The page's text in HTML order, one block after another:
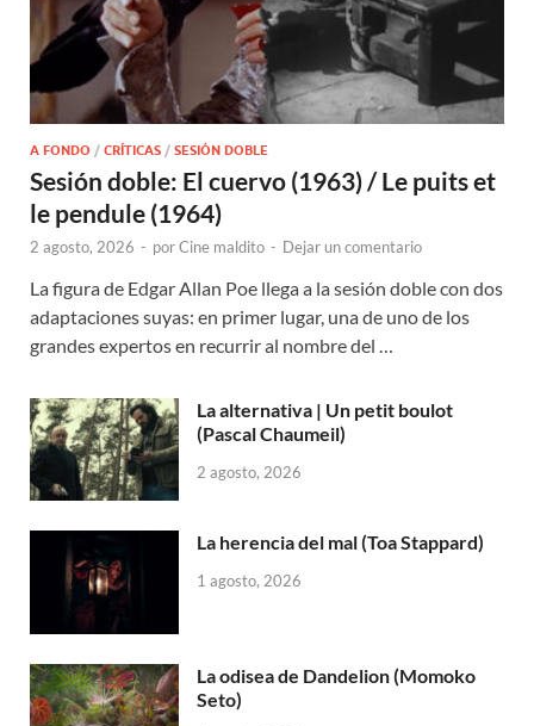
A FONDO / CRÍTICAS / SESIÓN DOBLE
Sesión doble: El cuervo (1963) / Le puits et
le pendule (1964)
2 agosto, 2026 - porCine maldito - Dejar un comentario
La figura de Edgar Allan Poe llega a la sesión doble con dos
adaptaciones suyas: en primer lugar, una de uno de los
grandes expertos en recurrir al nombre del …
La alternativa | Un petit boulot
(Pascal Chaumeil)
2 agosto, 2026
La herencia del mal (Toa Stappard)
1 agosto, 2026
La odisea de Dandelion (Momoko
Seto)